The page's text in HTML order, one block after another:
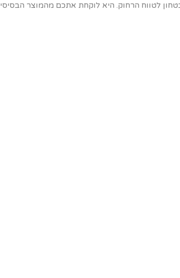
לטווח הרחוק. היא לוקחת אתכם מהמוצר הבסיסי